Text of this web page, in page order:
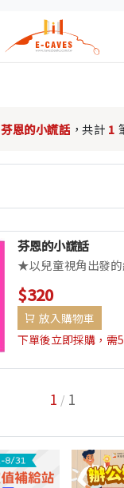
芬恩的小謊話 ，共計 1
芬恩的小謊話
★以兒童視角出發
孩子安心的依靠──
貌 ★常見的謊言議題
$320
放入購物車
下單後立即採購，需
1 / 1